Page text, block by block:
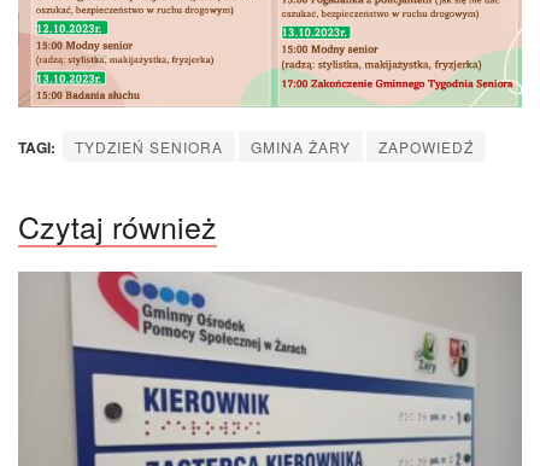
TAGI: TYDZIEŃ SENIORA GMINA ŻARY ZAPOWIEDŹ
Czytaj również